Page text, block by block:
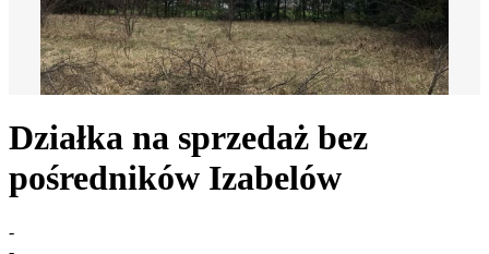
Działka na sprzedaż bez
pośredników Izabelów
-